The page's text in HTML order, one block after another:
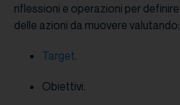
riflessioni e operazioni per
delle azioni da muovere valutando:
Target.
Obiettivi.